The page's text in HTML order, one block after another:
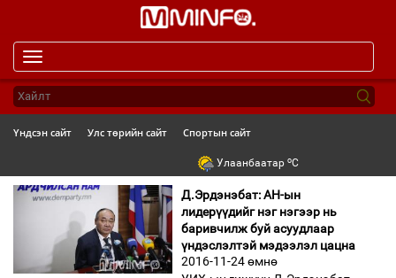
navigation
Үндсэн сайт Улс төрийн сайт Спортын сайт
Улаанбаатар oC
Д.Эрдэнэбат: АН-ын
лидерүүдийг нэг нэгээр нь
баривчилж буй асуудлаар
үндэслэлтэй мэдээлэл цацна
2016-11-24 өмнө